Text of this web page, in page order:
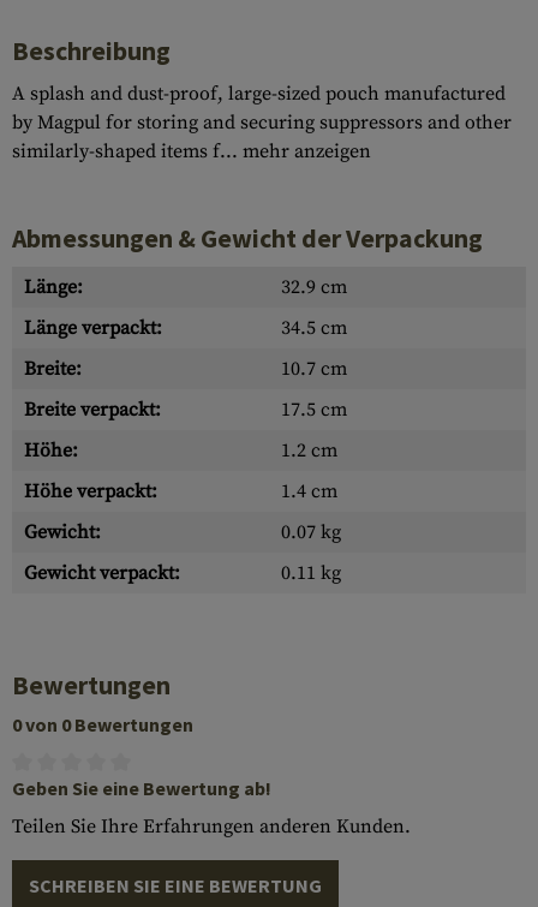
Beschreibung
A splash and dust-proof, large-sized pouch manufactured
by Magpul for storing and securing suppressors and other
similarly-shaped items f... mehr anzeigen
Abmessungen & Gewicht der Verpackung
Länge:
32.9 cm
Länge verpackt:
34.5 cm
Breite:
10.7 cm
Breite verpackt:
17.5 cm
Höhe:
1.2 cm
Höhe verpackt:
1.4 cm
Gewicht:
0.07 kg
Gewicht verpackt:
0.11 kg
Bewertungen
0 von 0 Bewertungen
Geben Sie eine Bewertung ab!
Teilen Sie Ihre Erfahrungen anderen Kunden.
SCHREIBEN SIE EINE BEWERTUNG